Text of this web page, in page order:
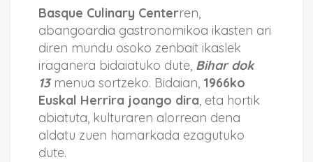
Basque Culinary Centerren,
abangoardia gastronomikoa ikasten ari
diren mundu osoko zenbait ikaslek
iraganera bidaiatuko dute, Bihar dok
13menua sortzeko. Bidaian, 1966ko
Euskal Herrira joango dira, eta hortik
abiatuta, kulturaren alorrean dena
aldatu zuen hamarkada ezagutuko
dute.